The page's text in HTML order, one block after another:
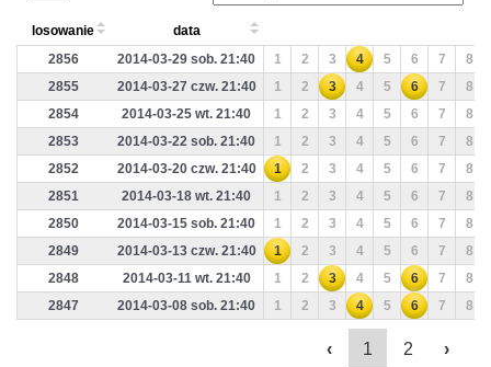
losowanie
data
2856
2014-03-29 sob. 21:40 1 2 3 4 5 6 7
8
2855
2014-03-27 czw. 21:40 1 2 3 4 5 6 7
8
2854
2014-03-25 wt. 21:40 1 2 3 4 5 6 7
8
2853
2014-03-22 sob. 21:40 1 2 3 4 5 6 7
8
2852
2014-03-20 czw. 21:40 1 2 3 4 5 6 7
8
2851
2014-03-18 wt. 21:40 1 2 3 4 5 6 7
8
2850
2014-03-15 sob. 21:40 1 2 3 4 5 6 7
8
2849
2014-03-13 czw. 21:40 1 2 3 4 5 6 7
8
2848
2014-03-11 wt. 21:40 1 2 3 4 5 6 7
8
2847
2014-03-08 sob. 21:40 1 2 3 4 5 6 7 8
‹ 1 2 ›